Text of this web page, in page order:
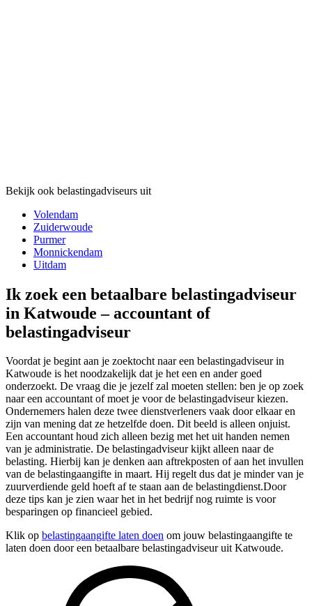
Bekijk ook belastingadviseurs uit
Volendam
Zuiderwoude
Purmer
Monnickendam
Uitdam
Ik zoek een betaalbare belastingadviseur
in Katwoude – accountant of
belastingadviseur
Voordat je begint aan je zoektocht naar een belastingadviseur in
Katwoude is het noodzakelijk dat je het een en ander goed
onderzoekt. De vraag die je jezelf zal moeten stellen: ben je op zoek
naar een accountant of moet je voor de belastingadviseur kiezen.
Ondernemers halen deze twee dienstverleners vaak door elkaar en
zijn van mening dat ze hetzelfde doen. Dit beeld is alleen onjuist.
Een accountant houd zich alleen bezig met het uit handen nemen
van je administratie. De belastingadviseur kijkt alleen naar de
belasting. Hierbij kan je denken aan aftrekposten of aan het invullen
van de belastingaangifte in maart. Hij regelt dus dat je minder van je
zuurverdiende geld hoeft af te staan aan de belastingdienst.Door
deze tips kan je zien waar het in het bedrijf nog ruimte is voor
besparingen op financieel gebied.
Klik op belastingaangifte laten doen om jouw belastingaangifte te
laten doen door een betaalbare belastingadviseur uit Katwoude.